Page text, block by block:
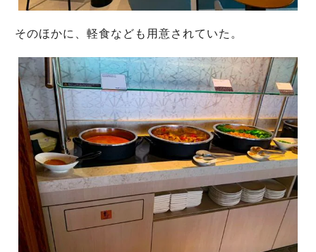
そのほかに、軽食なども用意されていた。